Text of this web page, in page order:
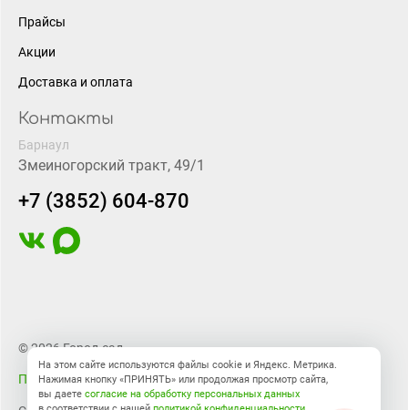
Прайсы
Акции
Доставка и оплата
Контакты
Барнаул
Змеиногорский тракт, 49/1
+7 (3852) 604-870
© 2026 Город-сад
Правовая информация
На этом сайте используются файлы cookie и Яндекс. Метрика.
Нажимая кнопку «ПРИНЯТЬ» или продолжая просмотр сайта,
вы даете согласие на обработку персональных данных